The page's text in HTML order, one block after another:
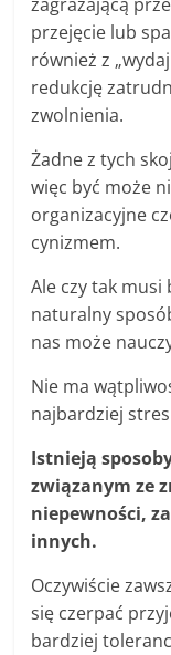
przejęcie lub
również z
redukcję
zwolnienia.
Żadne z tych
więc być może
organizacyjne
cynizmem.
Ale czy tak musi
naturalny
nas może
Nie ma
najbardziej
Istnieją
związanym ze
niepewności,
innych.
Oczywiście
się czerpać
bardziej